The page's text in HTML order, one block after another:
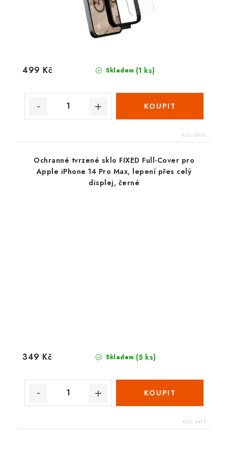
Skladem (1 ks)
499 Kč
Kód: 6936
Ochranné tvrzené sklo FIXED Full-Cover pro
Apple iPhone 14 Pro Max, lepení přes celý
displej, černé
Skladem (5 ks)
349 Kč
Kód: 6417